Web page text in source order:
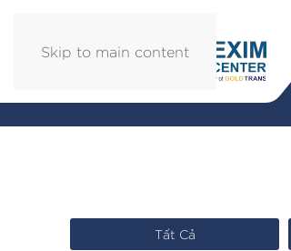
Skip to main content
Tất Cả